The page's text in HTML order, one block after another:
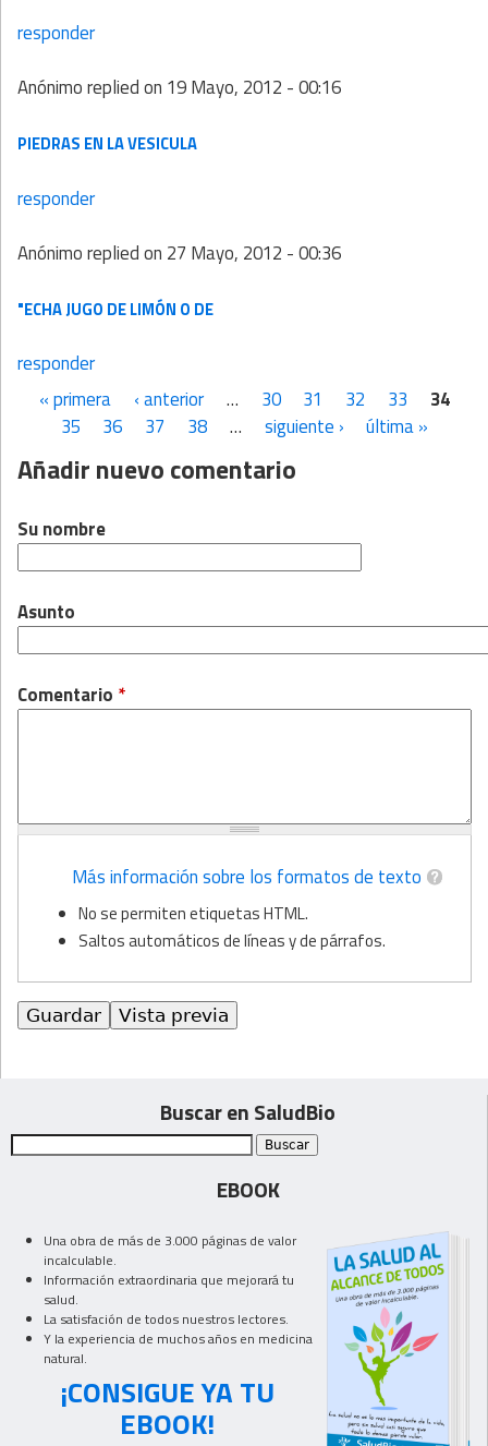
responder
Anónimoreplied on 19 Mayo, 2012 - 00:16
PIEDRAS EN LA VESICULA
responder
Anónimoreplied on 27 Mayo, 2012 - 00:36
"ECHA JUGO DE LIMÓN O DE
responder
Páginas
« primera ‹ anterior … 30 31 32 33
34
35
36 37 38 … siguiente › última »
Añadir nuevo comentario
Su nombre
Asunto
Comentario *
Más información sobre los formatos de texto
No se permiten etiquetas HTML.
Saltos automáticos de líneas y de párrafos.
Buscar en SaludBio
EBOOK
Una obra de más de 3.000 páginas de valor
incalculable.
Información extraordinaria que mejorará tu
salud.
La satisfación de todos nuestros lectores.
Y la experiencia de muchos años en medicina
natural.
¡CONSIGUE YA TU
EBOOK!